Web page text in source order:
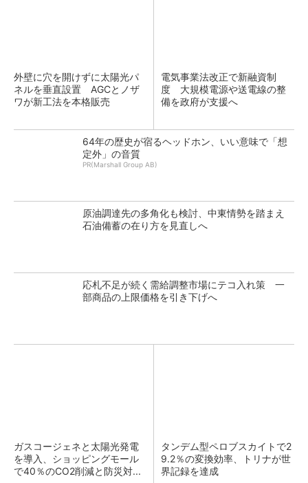
外壁に穴を開けずに太陽光パ
ネルを垂直設置 AGCとノザ
ワが新工法を本格販売
電気事業法改正で新融資制
度 大規模電源や送電線の整
備を政府が支援へ
64年の歴史が宿るヘッドホン、いい意味で「想
定外」の音質
PR(Marshall Group AB)
原油調達先の多角化も検討、中東情勢を踏まえ
石油備蓄の在り方を見直しへ
応札不足が続く需給調整市場にテコ入れ策 一
部商品の上限価格を引き下げへ
ガスコージェネと太陽光発電
を導入、ショッピングモール
で40％のCO2削減と防災対...
タンデム型ペロブスカイトで2
9.2％の変換効率、トリナが世
界記録を達成